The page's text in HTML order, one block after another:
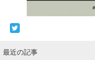
最近の記事